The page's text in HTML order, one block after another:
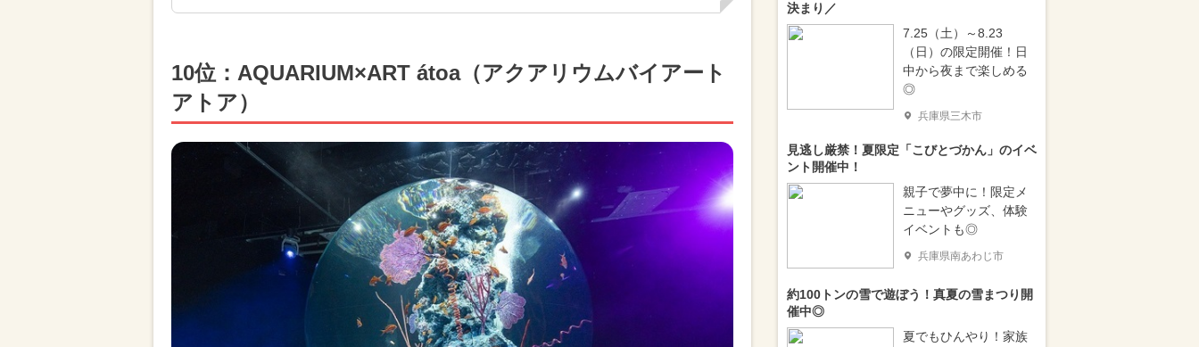
10位：AQUARIUM×ART átoa（アクアリウムバイアート
アトア）
決まり／
7.25（土）～8.23
（日）の限定開催！日
中から夜まで楽しめる
◎
兵庫県三木市
見逃し厳禁！夏限定「こびとづかん」のイベ
ント開催中！
親子で夢中に！限定メ
ニューやグッズ、体験
イベントも◎
兵庫県南あわじ市
約100トンの雪で遊ぼう！真夏の雪まつり開
催中◎
夏でもひんやり！家族